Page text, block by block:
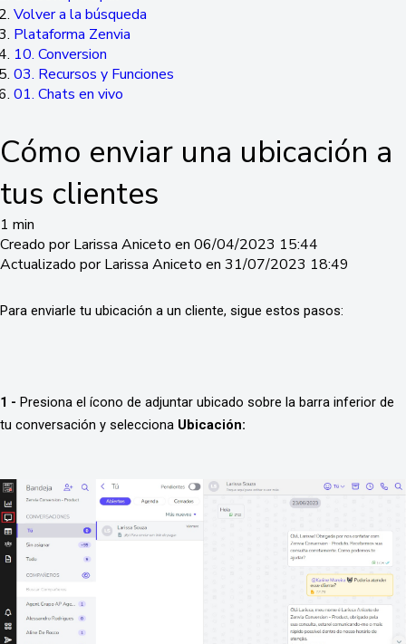
Volver a la búsqueda
Plataforma Zenvia
10. Conversion
03. Recursos y Funciones
01. Chats en vivo
Cómo enviar una ubicación a
tus clientes
1 min
Creado por Larissa Aniceto en 06/04/2023 15:44
Actualizado por Larissa Aniceto en 31/07/2023 18:49
Para enviarle tu ubicación a un cliente, sigue estos pasos:
1 - Presiona el ícono de adjuntar ubicado sobre la barra inferior de
tu conversación y selecciona Ubicación: